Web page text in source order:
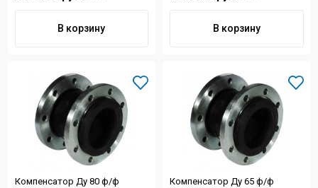
В корзину В корзину
Компенсатор Ду 80 ф/ф Компенсатор Ду 65 ф/ф